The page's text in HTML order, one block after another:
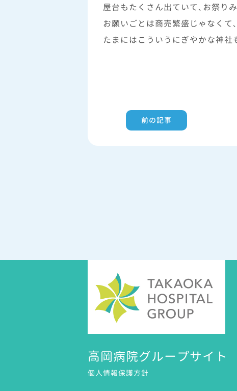
屋台もたくさん出ていて、お祭り
お願いごとは商売繁盛じゃなくて
たまにはこういうにぎやかな神社
前の記事
高岡病院グループサイト
個人情報保護方針